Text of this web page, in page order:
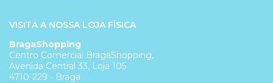
VISITA A NOSSA LOJA FÍSICA
BragaShopping
Centro Comercial BragaShopping,
Avenida Central 33, Loja 105
4710-229 - Braga